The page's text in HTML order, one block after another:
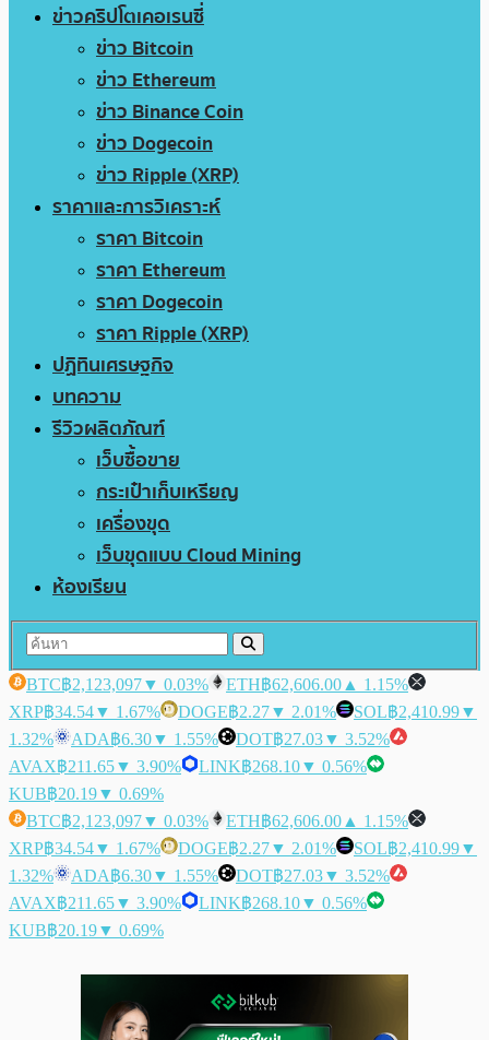
ข่าวคริปโตเคอเรนซี่
ข่าว Bitcoin
ข่าว Ethereum
ข่าว Binance Coin
ข่าว Dogecoin
ข่าว Ripple (XRP)
ราคาและการวิเคราะห์
ราคา Bitcoin
ราคา Ethereum
ราคา Dogecoin
ราคา Ripple (XRP)
ปฏิทินเศรษฐกิจ
บทความ
รีวิวผลิตภัณฑ์
เว็บซื้อขาย
กระเป๋าเก็บเหรียญ
เครื่องขุด
เว็บขุดแบบ Cloud Mining
ห้องเรียน
BTC฿2,123,097▼ 0.03% ETH฿62,606.00 ▲ 1.15%
XRP฿34.54▼ 1.67% DOGE฿2.27▼ 2.01% SOL฿2,410.99▼
1.32%
ADA฿6.30▼ 1.55% DOT฿27.03▼ 3.52%
AVAX฿211.65▼ 3.90% LINK฿268.10▼ 0.56%
KUB฿20.19▼ 0.69%
BTC฿2,123,097▼ 0.03% ETH฿62,606.00 ▲ 1.15%
XRP฿34.54▼ 1.67% DOGE฿2.27▼ 2.01% SOL฿2,410.99▼
1.32%
ADA฿6.30▼ 1.55% DOT฿27.03▼ 3.52%
AVAX฿211.65▼ 3.90% LINK฿268.10▼ 0.56%
KUB฿20.19▼ 0.69%